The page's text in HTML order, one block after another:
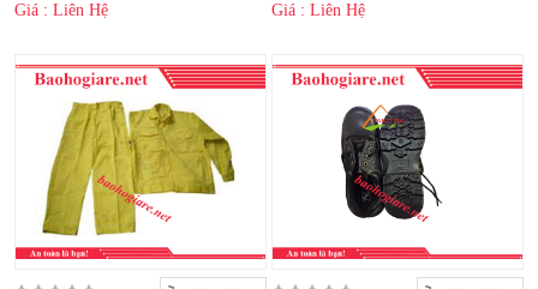
Giá : Liên Hệ Giá : Liên Hệ